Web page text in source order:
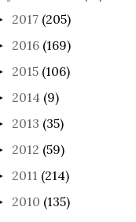
2017 (205)
2016 (169)
2015 (106)
2014 (9)
2013 (35)
2012 (59)
2011 (214)
2010 (135)